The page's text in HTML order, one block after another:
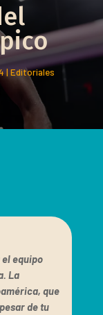
| Editoriales
equipo
La
que
de tu